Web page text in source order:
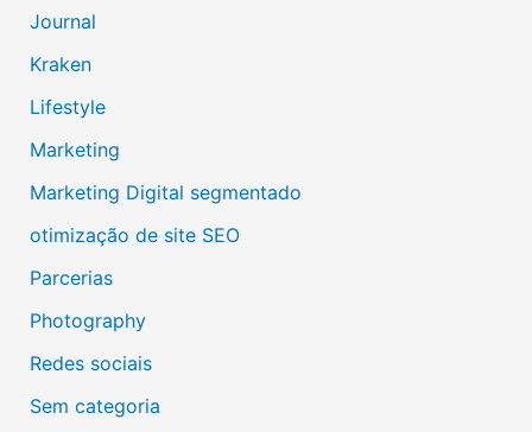
Journal
Kraken
Lifestyle
Marketing
Marketing Digital segmentado
otimização de site SEO
Parcerias
Photography
Redes sociais
Sem categoria